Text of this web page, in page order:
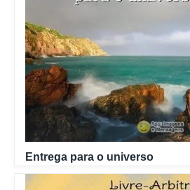
Entrega para o universo